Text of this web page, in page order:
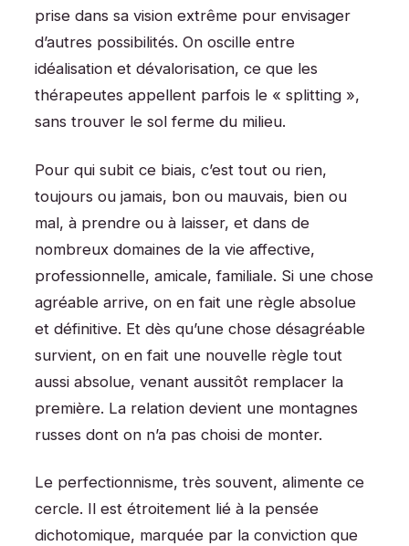
prise dans sa vision extrême pour envisager
d’autres possibilités. On oscille entre
idéalisation et dévalorisation, ce que les
thérapeutes appellent parfois le « splitting »,
sans trouver le sol ferme du milieu.
Pour qui subit ce biais, c’est tout ou rien,
toujours ou jamais, bon ou mauvais, bien ou
mal, à prendre ou à laisser, et dans de
nombreux domaines de la vie affective,
professionnelle, amicale, familiale. Si une chose
agréable arrive, on en fait une règle absolue
et définitive. Et dès qu’une chose désagréable
survient, on en fait une nouvelle règle tout
aussi absolue, venant aussitôt remplacer la
première. La relation devient une montagnes
russes dont on n’a pas choisi de monter.
Le perfectionnisme, très souvent, alimente ce
cercle. Il est étroitement lié à la pensée
dichotomique, marquée par la conviction que